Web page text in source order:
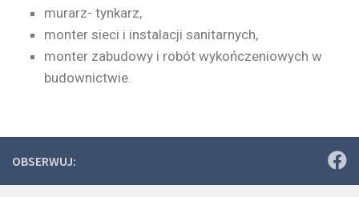
murarz- tynkarz,
monter sieci i instalacji sanitarnych,
monter zabudowy i robót wykończeniowych w
budownictwie.
OBSERWUJ: